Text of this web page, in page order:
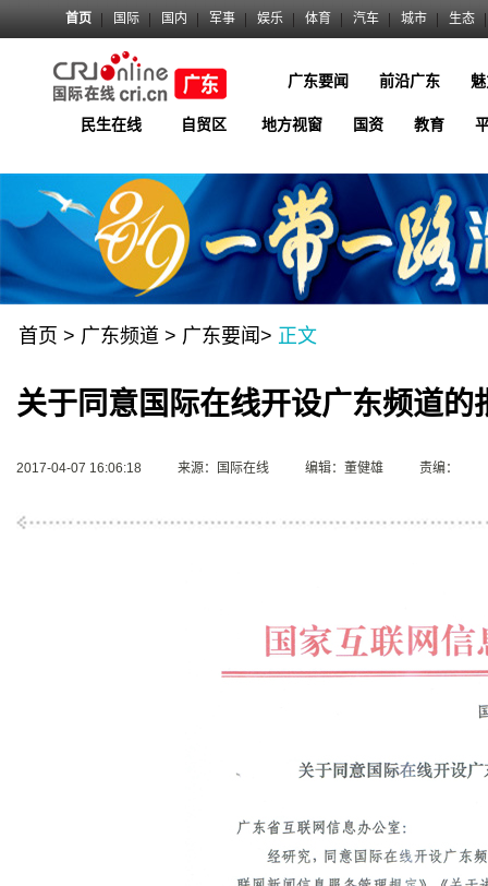
首页 国际 国内 军事 娱乐 体育 汽车 城市 生态
广东要闻 前沿广东
民生在线 自贸区 地方视窗 国资 教育
首页 > 广东频道 > 广东要闻 > 正文
关于同意国际在线开设广东频道的
2017-04-07 16:06:18 来源：国际在线 编辑：董健雄 责编：